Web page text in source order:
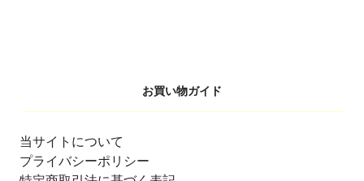
お買い物ガイド
当サイトについて
プライバシーポリシー